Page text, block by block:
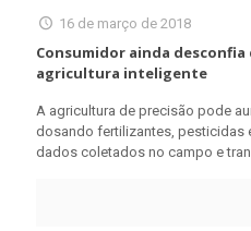
16 de março de 2018
Consumidor ainda
agricultura inteligente
A agricultura de precisão pode
dosando fertilizantes, pesticidas
dados coletados no campo e